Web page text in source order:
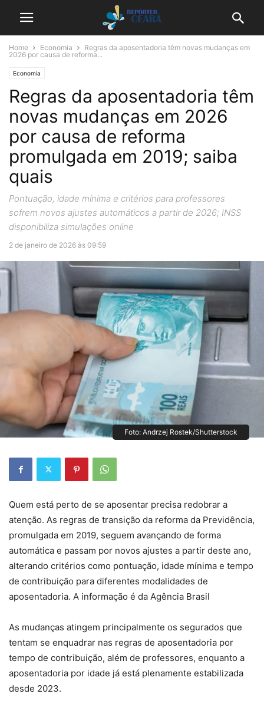
Home Economia
Regras da aposentadoria têm novas mudanças em
2026 por causa de reforma...
Economia
Regras da aposentadoria têm
novas mudanças em 2026
por causa de reforma
promulgada em 2019; saiba
quais
Pontuação, idade mínima e critérios para professores
sofrem novos ajustes automáticos a partir de 2026; INSS
disponibiliza simulações online
2 de janeiro de 2026 às 09:59
Foto: Andrzej Rostek/Shutterstock
Quem está perto de se aposentar precisa redobrar a
atenção. As regras de transição da reforma da Previdência,
promulgada em 2019, seguem avançando de forma
automática e passam por novos ajustes a partir deste ano,
alterando critérios como pontuação, idade mínima e tempo
de contribuição para diferentes modalidades de
aposentadoria. A informação é da Agência Brasil
As mudanças atingem principalmente os segurados que
tentam se enquadrar nas regras de aposentadoria por
tempo de contribuição, além de professores, enquanto a
aposentadoria por idade já está plenamente estabilizada
desde 2023.